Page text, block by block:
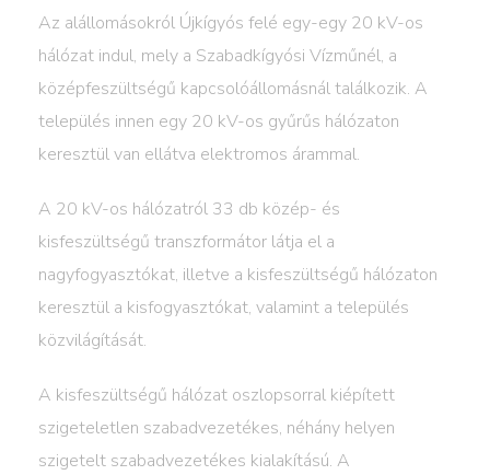
Az alállomásokról Újkígyós felé egy-egy 20 kV-os
hálózat indul, mely a Szabadkígyósi Vízműnél, a
középfeszültségű kapcsolóállomásnál találkozik. A
település innen egy 20 kV-os gyűrűs hálózaton
keresztül van ellátva elektromos árammal.
A 20 kV-os hálózatról 33 db közép- és
kisfeszültségű transzformátor látja el a
nagyfogyasztókat, illetve a kisfeszültségű hálózaton
keresztül a kisfogyasztókat, valamint a település
közvilágítását.
A kisfeszültségű hálózat oszlopsorral kiépített
szigeteletlen szabadvezetékes, néhány helyen
szigetelt szabadvezetékes kialakítású. A